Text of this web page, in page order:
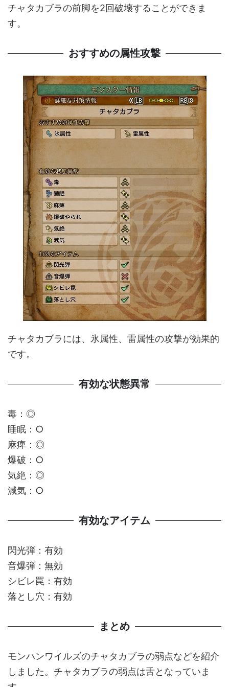
チャタカブラの前脚を2回破壊することができま
す。
おすすめの属性攻撃
チャタカブラには、氷属性、雷属性の攻撃が効果的
です。
有効な状態異常
毒：◎
睡眠：○
麻痺：◎
爆破：○
気絶：◎
減気：○
有効なアイテム
閃光弾：有効
音爆弾：無効
シビレ罠：有効
落とし穴：有効
まとめ
モンハンワイルズのチャタカブラの弱点などを紹介
しました。チャタカブラの弱点は舌となっていま